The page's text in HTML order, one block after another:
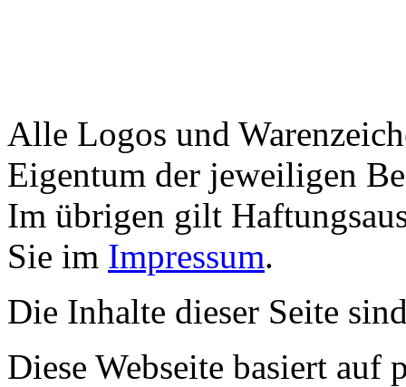
Alle Logos und
Eigentum der jeweiligen
Im übrigen gilt
Sie im Impressum.
Die Inhalte dieser Seite
Diese Webseite basiert auf